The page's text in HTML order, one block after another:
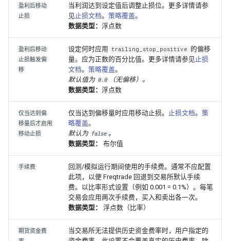
盈利后移动
止损
当利润达到设定值后调整止损位。更多详情请参
见 止损文档。 策略覆盖。
数据类型： 浮点数
盈利后移动
止损触发偏
移
设定何时应用 trailing_stop_positive 的偏移
量。应为正数的百分比值。更多详情请参见 止损
文档。 策略覆盖。
默认值为 0.0
（无偏移）。
数据类型： 浮点数
仅当达到偏
移量后才启用
移动止损
仅当达到偏移量时应用移动止损。 止损文档。 策
略覆盖。
默认为 false 。
数据类型：
布尔值
手续费
回测/模拟运行期间使用的手续费。通常不应配置
此项，以便 Freqtrade 回退到交易所默认手续
费。以比率形式设置（例如 0.001 = 0.1%）。每笔
交易会应用两次手续费，买入和卖出各一次。
数据类型：
浮点数（比率）
期货资金费
当交易所无法提供历史资金费率时，用户指定的